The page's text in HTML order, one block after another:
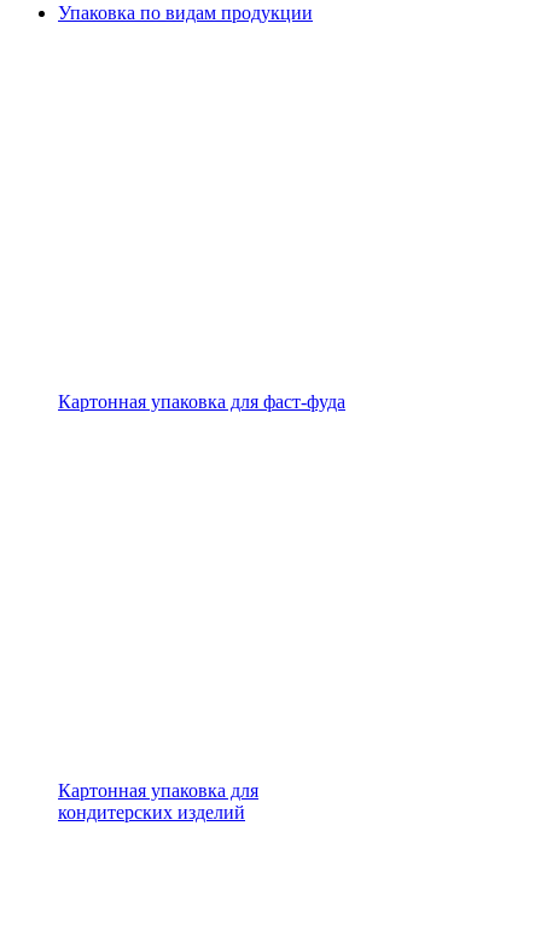
Упаковка по видам продукции
Картонная упаковка для фаст-фуда
Картонная упаковка для
кондитерских изделий